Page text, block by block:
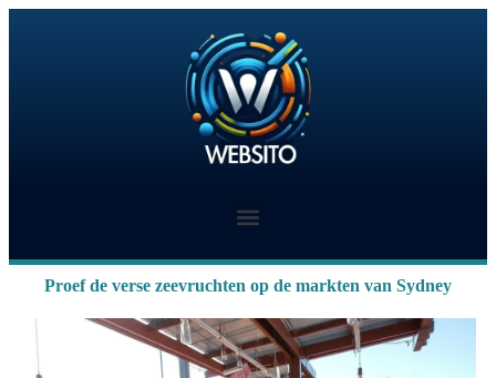
Proef de verse zeevruchten op de markten van Sydney